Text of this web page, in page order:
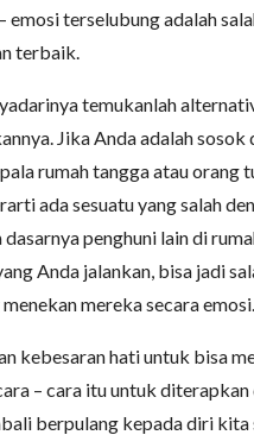
emosi terselubung adalah
terbaik.
temukanlah
Jika Anda adalah sosok
rumah tangga atau orang
ada sesuatu yang salah
penghuni lain di
Anda jalankan, bisa jadi
mereka secara emosi.
kebesaran hati untuk bisa
– cara itu untuk diterapkan
berpulang kepada diri kita